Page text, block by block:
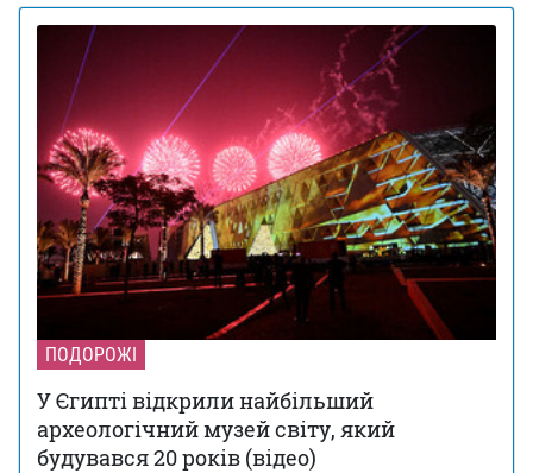
ПОДОРОЖІ
У Єгипті відкрили найбільший
археологічний музей світу, який
будувався 20 років (відео)